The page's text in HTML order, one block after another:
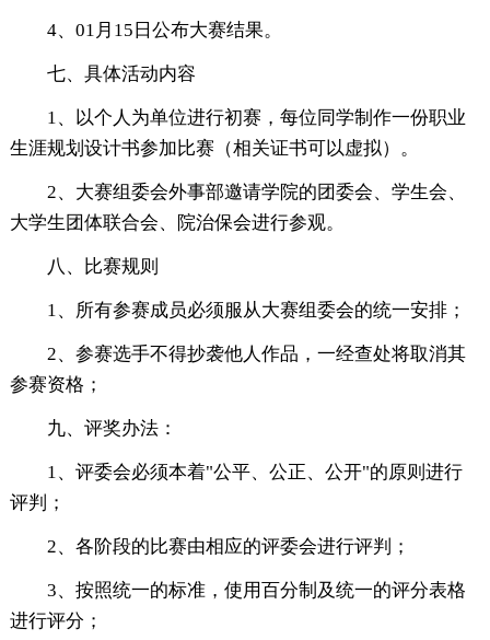
4、01月15日公布大赛结果。
七、具体活动内容
1、以个人为单位进行初赛，每位同学制作一份职业
生涯规划设计书参加比赛（相关证书可以虚拟）。
2、大赛组委会外事部邀请学院的团委会、学生会、
大学生团体联合会、院治保会进行参观。
八、比赛规则
1、所有参赛成员必须服从大赛组委会的统一安排；
2、参赛选手不得抄袭他人作品，一经查处将取消其
参赛资格；
九、评奖办法：
1、评委会必须本着"公平、公正、公开"的原则进行
评判；
2、各阶段的比赛由相应的评委会进行评判；
3、按照统一的标准，使用百分制及统一的评分表格
进行评分；